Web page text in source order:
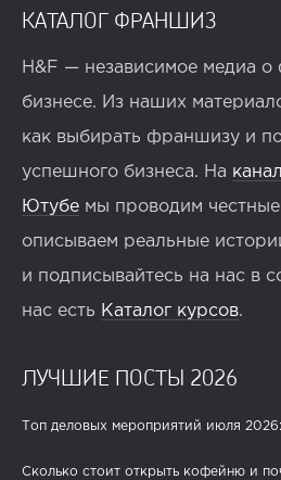
КАТАЛОГ ФРАНШИЗ
H&F — независимое медиа
бизнесе. Из наших
как выбирать франшизу и
успешного бизнеса. На
Ютубе мы проводим
описываем реальные
и подписывайтесь на нас в
нас есть Каталог курсов.
ЛУЧШИЕ ПОСТЫ 2026
Топ деловых мероприятий июля
Сколько стоит открыть кофейню и